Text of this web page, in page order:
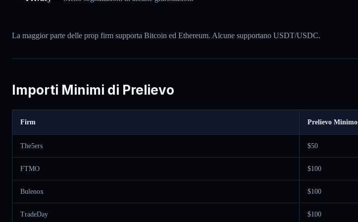
La maggior parte delle prop firm supporta Bitcoin ed Ethereum. Alcune supportano USDT/USDC.
Importi Minimi di Prelievo
Firm Prelievo Minimo
The5ers $50
FTMO $100
Bulenox $100
TradeDay $100